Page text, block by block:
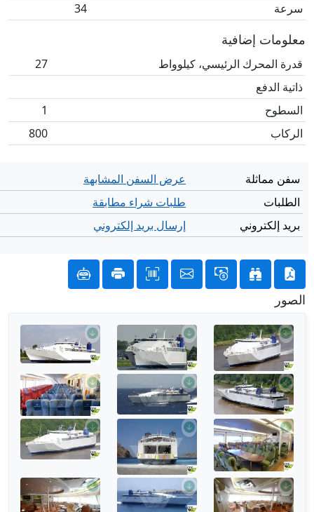
سرعة
34
معلومات إضافية
قدرة المحرك الرئيسي، كيلوواط
27
ذاتية الدفع
السطوح
الركاب
800
سفن مماثلة
عرض السفن المشابهة
الطلبات
طلبات شراء مطابقة
بريد إلكتروني
إرسال بريد إلكتروني
الصور